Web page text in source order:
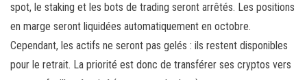
spot, le staking et les bots de trading seront arrêtés. Les positions
en marge seront liquidées automatiquement en octobre.
Cependant, les actifs ne seront pas gelés : ils restent disponibles
pour le retrait. La priorité est donc de transférer ses cryptos vers